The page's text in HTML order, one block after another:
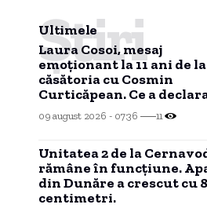
Ultimele
Știri
Laura Cosoi, mesaj
emoționant la 11 ani de la
căsătoria cu Cosmin
Curticăpean. Ce a
despre tatăl celor cinci
fetițe
09 august 2026 - 07:36 11
Unitatea 2 de la
rămâne în funcțiune.
din Dunăre a crescut cu 8
centimetri.